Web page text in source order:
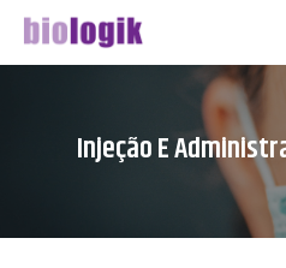
Hit enter to search or
Injeção E